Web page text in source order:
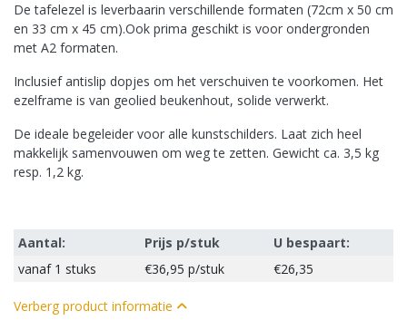
De tafelezel is leverbaarin verschillende formaten (72cm x 50 cm
en 33 cm x 45 cm).Ook prima geschikt is voor ondergronden
met A2 formaten.
Inclusief antislip dopjes om het verschuiven te voorkomen. Het
ezelframe is van geolied beukenhout, solide verwerkt.
De ideale begeleider voor alle kunstschilders. Laat zich heel
makkelijk samenvouwen om weg te zetten. Gewicht ca. 3,5 kg
resp. 1,2 kg.
Aantal: Prijs p/stuk
U bespaart:
vanaf 1 stuks €36,95 p/stuk €26,35
Verberg product informatie